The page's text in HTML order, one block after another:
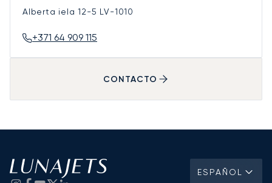
Alberta iela 12-5 LV-1010
+371 64 909 115
CONTACTO
ESPAÑOL